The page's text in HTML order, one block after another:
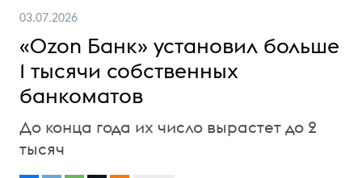
03.07.2026
«Ozon Банк» установил больше
1 тысячи собственных
банкоматов
До конца года их число вырастет до 2
тысяч